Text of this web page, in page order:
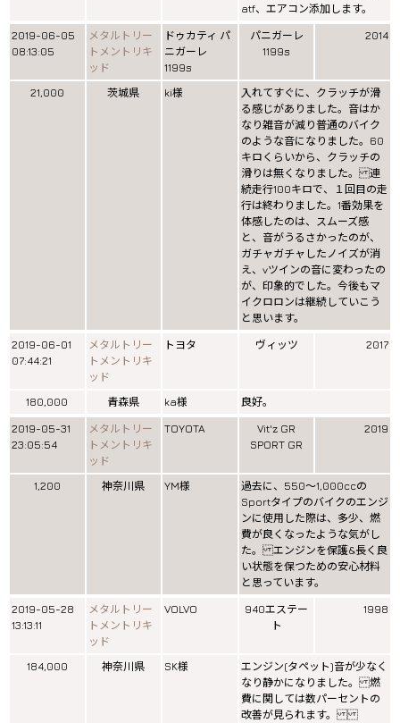
atf、エアコン添加します。
2019-06-05
08:13:05
メタルトリー
トメントリキ
ッド
ドゥカティ パ
ニガーレ
1199s
パニガーレ
1199s
2014
21,000 茨城県 ki様
入れてすぐに、クラッチが滑
る感じがありました。音はか
なり雑音が減り普通のバイク
のような音になりました。60
キロくらいから、クラッチの
滑りは無くなりました。 連
続走行100キロで、１回目の走
行は終わりました。1番効果を
体感したのは、スムーズ感
と、音がうるさかったのが、
ガチャガチャしたノイズが消
え、vツインの音に変わったの
が、印象的でした。今後もマ
イクロロンは継続していこう
と思います。
2019-06-01
07:44:21
メタルトリー
トメントリキ
ッド
トヨタ ヴィッツ 2017
180,000 青森県 ka様
良好。
2019-05-31
23:05:54
メタルトリー
トメントリキ
ッド
TOYOTA
Vit'z GR
SPORT GR
2019
1,200 神奈川県 YM様
過去に、550〜1,000ccの
Sportタイプのバイクのエンジ
ンに使用した際は、多少、燃
費が良くなったような気がし
た。 エンジンを保護&長く良
い状態を保つための安心材料
と思っています。
2019-05-28
13:13:11
メタルトリー
トメントリキ
ッド
VOLVO
940エステー
ト
1998
184,000 神奈川県 SK様
エンジン(タペット)音が少なく
なり静かになりました。 燃
費に関しては数パーセントの
改善が見られます。